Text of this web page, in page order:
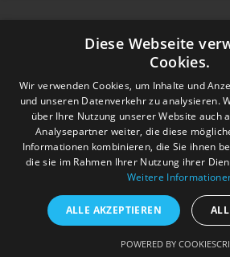
Diese Webseite
Cookies.
Wir verwenden Cookies, um Inhalte und
und unseren Datenverkehr zu analysieren.
über Ihre Nutzung unserer Website auch
Analysepartner weiter, die diese
Informationen kombinieren, die Sie ihnen
die sie im Rahmen Ihrer Nutzung ihrer
Weitere
ALLE AKZEPTIEREN
POWERED BY